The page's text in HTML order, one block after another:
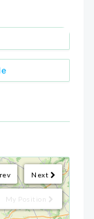
Next
My Position